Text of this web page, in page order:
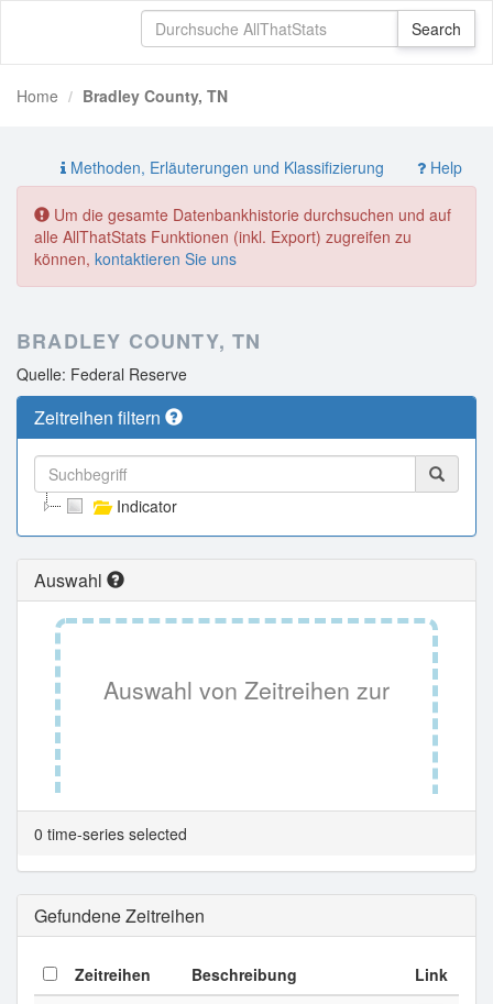
Home Bradley County, TN
Methoden, Erläuterungen und Klassifizierung Help
Um die gesamte Datenbankhistorie durchsuchen und auf
alle AllThatStats Funktionen (inkl. Export) zugreifen zu
können, kontaktieren Sie uns
BRADLEY COUNTY, TN
Quelle: Federal Reserve
Zeitreihen filtern
Indicator
Auswahl
Auswahl von Zeitreihen zur
Tabellenansicht.
0 time-series selected
Gefundene Zeitreihen
Zeitreihen Beschreibung Link